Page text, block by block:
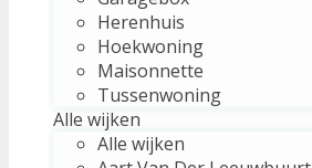
Herenhuis
Hoekwoning
Maisonnette
Tussenwoning
Alle wijken
Alle wijken